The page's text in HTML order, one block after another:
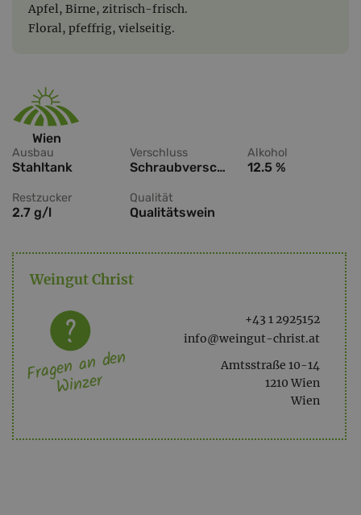
Apfel, Birne, zitrisch-frisch.
Floral, pfeffrig, vielseitig.
Wien
Ausbau
Stahltank
Verschluss
Schraubverschluss
Alkohol
12.5 %
Restzucker
2.7 g/l
Qualität
Qualitätswein
Weingut Christ
+43 1 2925152
info@weingut-christ.at
Amtsstraße 10-14
1210 Wien
Wien
Fragen an den
Winzer